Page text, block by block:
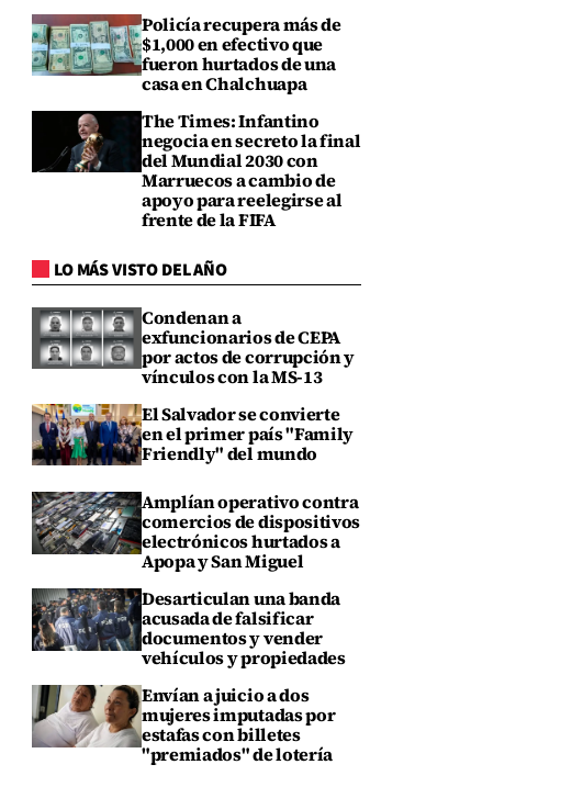
Policía recupera más de
$1,000 en efectivo que
fueron hurtados de una
casa en Chalchuapa
The Times: Infantino
negocia en secreto la final
del Mundial 2030 con
Marruecos a cambio de
apoyo para reelegirse al
frente de la FIFA
LO MÁS VISTO DEL AÑO
Condenan a
exfuncionarios de CEPA
por actos de corrupción y
vínculos con la MS-13
El Salvador se convierte
en el primer país "Family
Friendly" del mundo
Amplían operativo contra
comercios de dispositivos
electrónicos hurtados a
Apopa y San Miguel
Desarticulan una banda
acusada de falsificar
documentos y vender
vehículos y propiedades
Envían a juicio a dos
mujeres imputadas por
estafas con billetes
"premiados" de lotería